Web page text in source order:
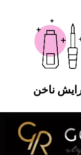
ناخن